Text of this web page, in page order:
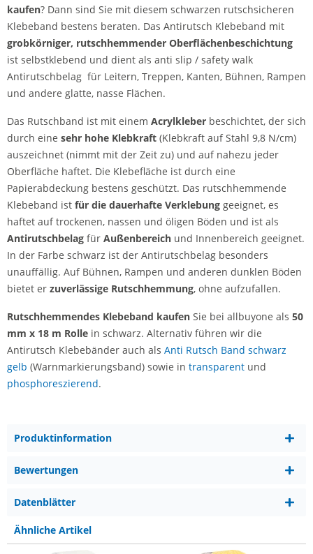
kaufen? Dann sind Sie mit diesem schwarzen rutschsicheren
Klebeband bestens beraten. Das Antirutsch Klebeband mit
grobkörniger, rutschhemmender Oberflächenbeschichtung
ist selbstklebend und dient als anti slip / safety walk
Antirutschbelag für Leitern, Treppen, Kanten, Bühnen, Rampen
und andere glatte, nasse Flächen.
Das Rutschband ist mit einem Acrylkleber beschichtet, der sich
durch eine sehr hohe Klebkraft (Klebkraft auf Stahl 9,8 N/cm)
auszeichnet (nimmt mit der Zeit zu) und auf nahezu jeder
Oberfläche haftet. Die Klebefläche ist durch eine
Papierabdeckung bestens geschützt. Das rutschhemmende
Klebeband ist für die dauerhafte Verklebung geeignet, es
haftet auf trockenen, nassen und öligen Böden und ist als
Antirutschbelag für Außenbereich und Innenbereich geeignet.
In der Farbe schwarz ist der Antirutschbelag besonders
unauffällig. Auf Bühnen, Rampen und anderen dunklen Böden
bietet er zuverlässige Rutschhemmung, ohne aufzufallen.
Rutschhemmendes Klebeband kaufen Sie bei allbuyone als 50
mm x 18 m Rolle in schwarz. Alternativ führen wir die
Antirutsch Klebebänder auch als Anti Rutsch Band schwarz
gelb (Warnmarkierungsband) sowie in transparent und
phosphoreszierend.
Produktinformation
Bewertungen
Datenblätter
Ähnliche Artikel